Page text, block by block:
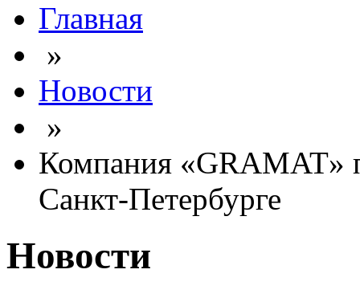
Главная
»
Новости
»
Компания «GRAMAT»
Санкт-Петербурге
Новости